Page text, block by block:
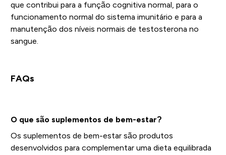
que contribui para a função cognitiva normal, para o
funcionamento normal do sistema imunitário e para a
manutenção dos níveis normais de testosterona no
sangue.
FAQs
O que são suplementos de bem-estar?
Os suplementos de bem-estar são produtos
desenvolvidos para complementar uma dieta equilibrada